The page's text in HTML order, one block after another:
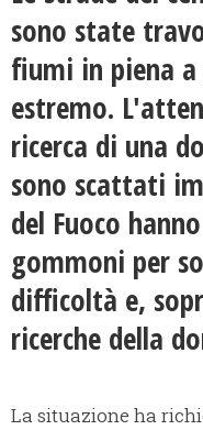
sono state
fiumi in piena
estremo.
ricerca di una
sono scattati
del Fuoco
gommoni per
difficoltà e,
ricerche della
La situazione ha